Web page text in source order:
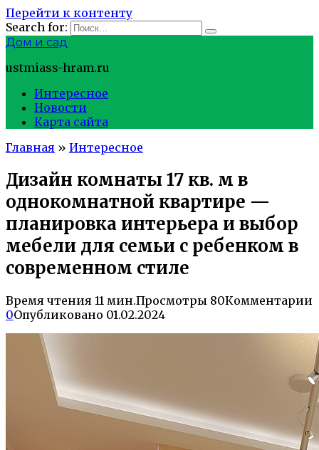
Перейти к контенту
Search for:
Дом и сад
ustmiass-hram.ru
Интересное
Новости
Карта сайта
Главная » Интересное
Дизайн комнаты 17 кв. м в
однокомнатной квартире —
планировка интерьера и выбор
мебели для семьи с ребенком в
современном стиле
Время чтения 11 мин.Просмотры 80Комментарии
0Опубликовано 01.02.2024